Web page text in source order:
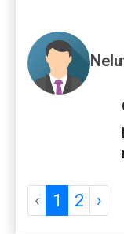
‹ 1 2 ›